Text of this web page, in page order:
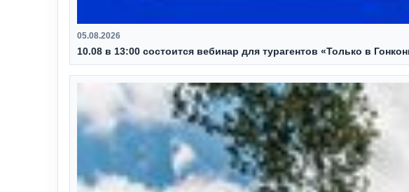
05.08.2026
10.08 в 13:00 состоится вебинар для турагентов «Только в